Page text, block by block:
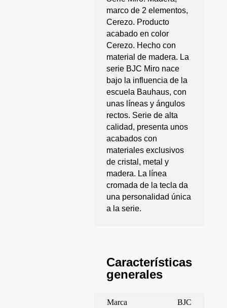
marco de 2 elementos,
Cerezo. Producto
acabado en color
Cerezo. Hecho con
material de madera. La
serie BJC Miro nace
bajo la influencia de la
escuela Bauhaus, con
unas líneas y ángulos
rectos. Serie de alta
calidad, presenta unos
acabados con
materiales exclusivos
de cristal, metal y
madera. La línea
cromada de la tecla da
una personalidad única
a la serie.
Características
generales
Marca BJC